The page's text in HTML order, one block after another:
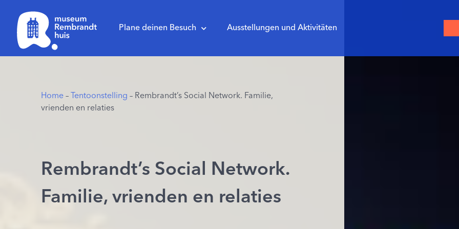
Plane deinen Besuch Ausstellungen und Aktivitäten
Home – Tentoonstelling – Rembrandt’s Social Network. Familie,
vrienden en relaties
Rembrandt’s Social Network.
Familie, vrienden en relaties